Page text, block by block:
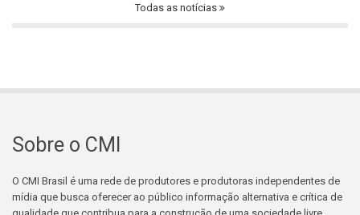
Todas as notícias
Sobre o CMI
O CMI Brasil é uma rede de produtores e produtoras independentes de
mídia que busca oferecer ao público informação alternativa e crítica de